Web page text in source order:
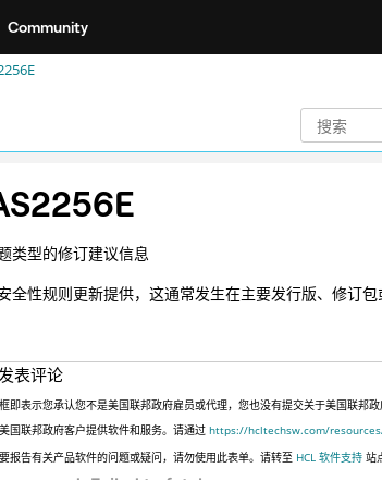
Community
类型的修订建议信息
全性规则更新提供，这通常发生在主要发行版、修订
表评论
即表示您承认您不是美国联邦政府雇员或代理，您也没有提交关于美国联邦
国联邦政府客户提供软件和服务。请通过https://hcltechsw.com/
要报告有关产品软件的问题或疑问，请勿使用此表单。请转至 HCL 软件支持 站